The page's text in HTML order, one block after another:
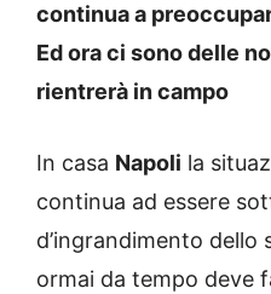
continua a
Ed ora ci sono delle
rientrerà in campo
In casa Napoli la
continua ad essere
d’ingrandimento dello
ormai da tempo deve